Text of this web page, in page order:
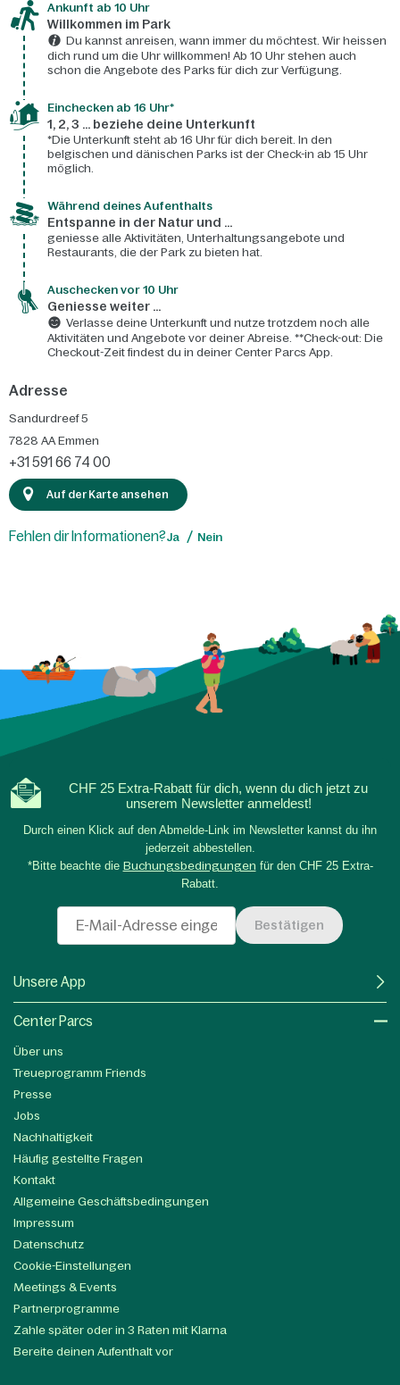
Ankunft ab 10 Uhr
Willkommen im Park
Du kannst anreisen, wann immer du möchtest. Wir heissen
dich rund um die Uhr willkommen! Ab 10 Uhr stehen auch
schon die Angebote des Parks für dich zur Verfügung.
Einchecken ab 16 Uhr*
1, 2, 3 ... beziehe deine Unterkunft
*Die Unterkunft steht ab 16 Uhr für dich bereit. In den
belgischen und dänischen Parks ist der Check-in ab 15 Uhr
möglich.
Während deines Aufenthalts
Entspanne in der Natur und ...
geniesse alle Aktivitäten, Unterhaltungsangebote und
Restaurants, die der Park zu bieten hat.
Auschecken vor 10 Uhr
Geniesse weiter ...
Verlasse deine Unterkunft und nutze trotzdem noch alle
Aktivitäten und Angebote vor deiner Abreise. **Check-out: Die
Checkout-Zeit findest du in deiner Center Parcs App.
Adresse
Sandurdreef 5
7828 AA Emmen
+31 591 66 74 00
Auf der Karte ansehen
Fehlen dir Informationen?Ja Nein
CHF 25 Extra-Rabatt für dich, wenn du dich jetzt zu
unserem Newsletter anmeldest!
Durch einen Klick auf den Abmelde-Link im Newsletter kannst du ihn
jederzeit abbestellen.
*Bitte beachte die Buchungsbedingungen für den CHF 25 Extra-
Rabatt.
Bestätigen
Unsere App
Center Parcs
Über uns
Treueprogramm Friends
Presse
Jobs
Nachhaltigkeit
Häufig gestellte Fragen
Kontakt
Allgemeine Geschäftsbedingungen
Impressum
Datenschutz
Cookie-Einstellungen
Meetings & Events
Partnerprogramme
Zahle später oder in 3 Raten mit Klarna
Bereite deinen Aufenthalt vor